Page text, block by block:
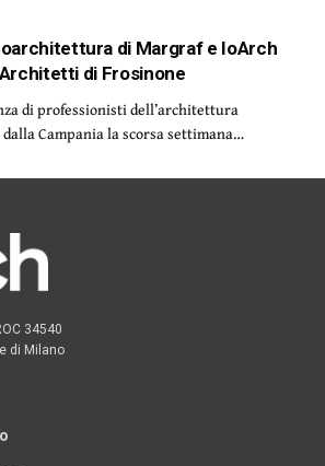
di Margraf e IoArch
di Frosinone
di professionisti dell’architettura
Campania la scorsa settimana…
34540
di Milano